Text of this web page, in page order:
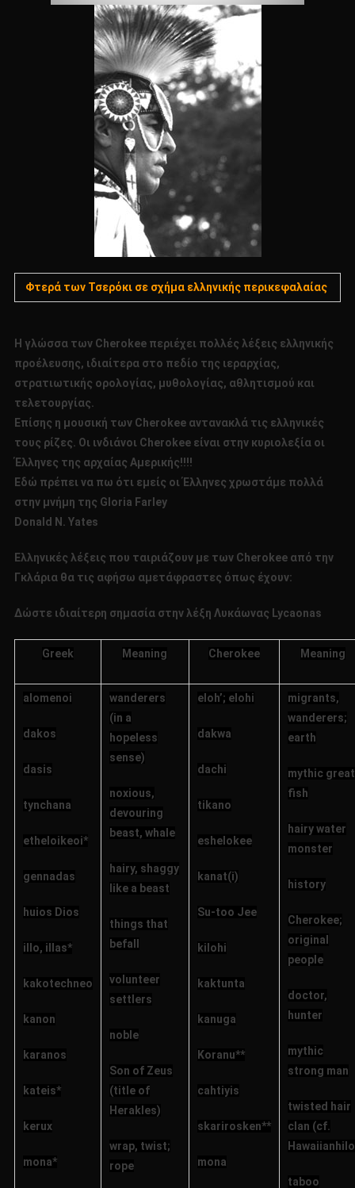
Φτερά των Τσερόκι σε σχήμα ελληνικής περικεφαλαίας
Η γλώσσα των Cherokee περιέχει πολλές λέξεις ελληνικής
προέλευσης, ιδιαίτερα στο πεδίο της ιεραρχίας,
στρατιωτικής ορολογίας, μυθολογίας, αθλητισμού και
τελετουργίας.
Επίσης η μουσική των Cherokee αντανακλά τις ελληνικές
τους ρίζες. Οι ινδιάνοι Cherokee είναι στην κυριολεξία οι
Έλληνες της αρχαίας Αμερικής!!!!
Εδώ πρέπει να πω ότι εμείς οι Έλληνες χρωστάμε πολλά
στην μνήμη της Gloria Farley
Donald N. Yates
Ελληνικές λέξεις που ταιριάζουν με των Cherokee από την
Γκλάρια θα τις αφήσω αμετάφραστες όπως έχουν:
Δώστε ιδιαίτερη σημασία στην λέξη Λυκάωνας Lycaonas
Greek Meaning Cherokee Meaning
alomenoi
dakos
dasis
tynchana
etheloikeoi*
gennadas
huios Dios
illo, illas*
kakotechneo
kanon
karanos
kateis*
kerux
mona*
wanderers
(in a
hopeless
sense)
noxious,
devouring
beast, whale
hairy, shaggy
like a beast
things that
befall
volunteer
settlers
noble
Son of Zeus
(title of
Herakles)
wrap, twist;
rope
eloh’; elohi
dakwa
dachi
tikano
eshelokee
kanat(i)
Su-too Jee
kilohi
kaktunta
kanuga
Koranu**
cahtiyis
skarirosken**
mona
migrants,
wanderers;
earth
mythic great
fish
hairy water
monster
history
Cherokee;
original
people
doctor,
hunter
mythic
strong man
twisted hair
clan (cf.
taboo